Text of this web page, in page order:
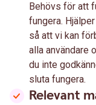
Behövs för att
fungera.
så att vi kan
alla användare
du inte
sluta fungera.
Relevant